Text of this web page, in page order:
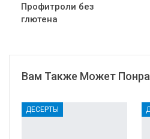
Профитроли без
глютена
Вам Также Может
ДЕСЕРТЫ